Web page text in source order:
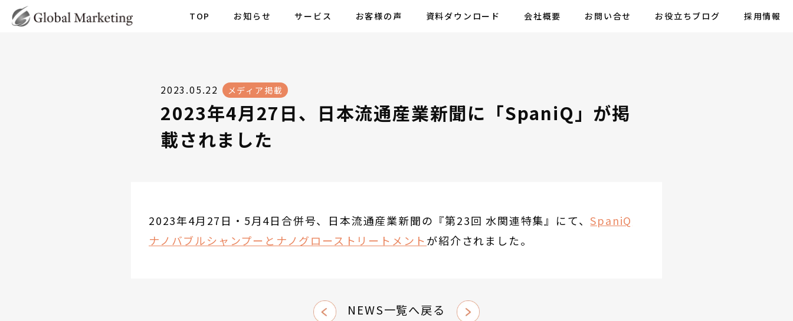
TOP お知らせ サービス お客様の声 資料ダウンロード 会社概要 お問い合せ お役立ちブログ 採用情報
2023.05.22 メディア掲載
2023年4月27日、日本流通産業新聞に「SpaniQ」が掲
載されました
2023年4月27日・5月4日合併号、日本流通産業新聞の『第23回 水関連特集』にて、SpaniQ
ナノバブルシャンプーとナノグローストリートメント が紹介されました。
NEWS一覧へ戻る